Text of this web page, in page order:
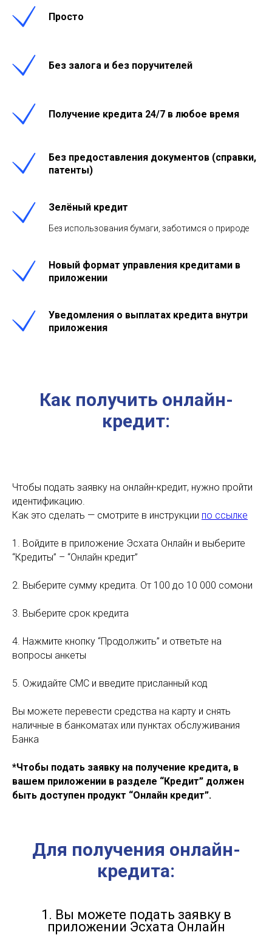
Просто
Без залога и без поручителей
Получение кредита 24/7 в любое время
Без предоставления документов (справки,
патенты)
Зелёный кредит
Без использования бумаги, заботимся о природе
Новый формат управления кредитами в
приложении
Уведомления о выплатах кредита внутри
приложения
Как получить онлайн-
кредит:
Чтобы подать заявку на онлайн-кредит, нужно пройти
идентификацию.
Как это сделать — смотрите в инструкции по ссылке
1. Войдите в приложение Эсхата Онлайн и выберите
“Кредиты” – “Онлайн кредит”
2. Выберите сумму кредита. От 100 до 10 000 сомони
3. Выберите срок кредита
4. Нажмите кнопку “Продолжить” и ответьте на
вопросы анкеты
5. Ожидайте СМС и введите присланный код
Вы можете перевести средства на карту и снять
наличные в банкоматах или пунктах обслуживания
Банка
*Чтобы подать заявку на получение кредита, в
вашем приложении в разделе “Кредит” должен
быть доступен продукт “Онлайн кредит”.
Для получения онлайн-
кредита:
1. Вы можете подать заявку в
приложении Эсхата Онлайн